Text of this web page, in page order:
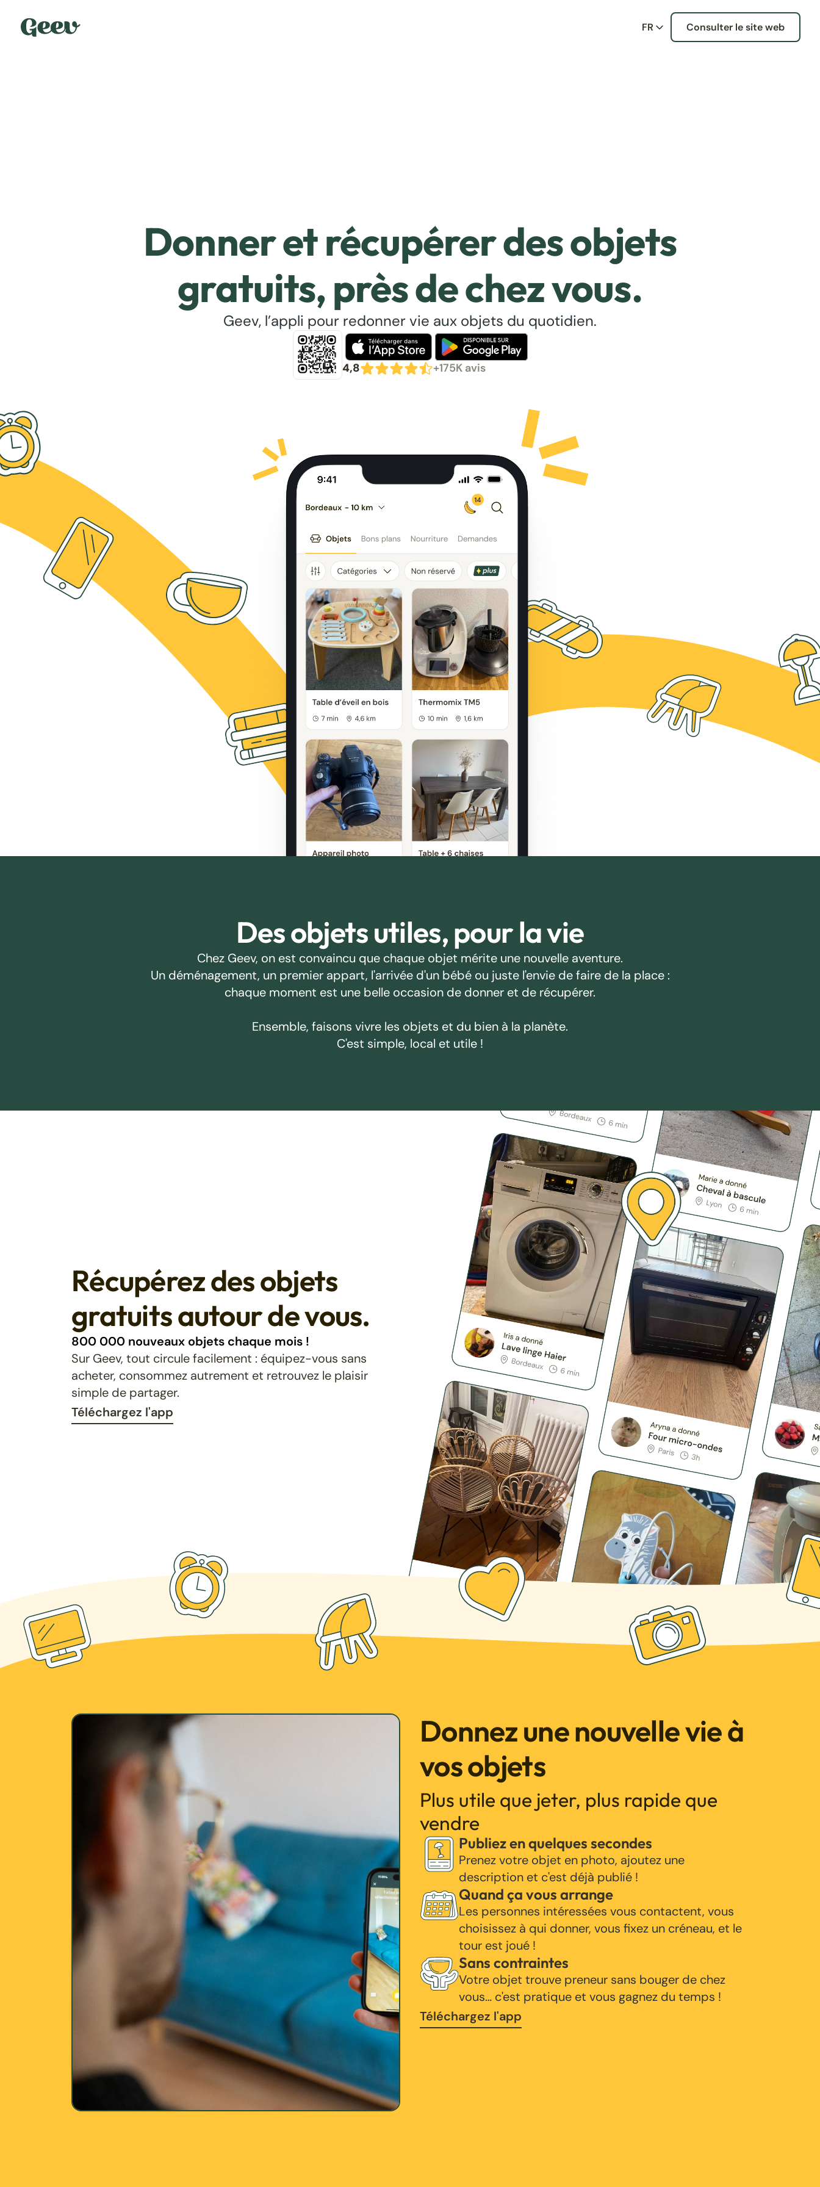
FR Consulter le site web
Donner et récupérer des objets
gratuits, près de chez vous.
Geev, l’appli pour redonner vie aux objets du quotidien.
4,8 +175K avis
Des objets utiles, pour la vie
Chez Geev, on est convaincu que chaque objet mérite une nouvelle aventure.
Un déménagement, un premier appart, l'arrivée d'un bébé ou juste l'envie de faire de la place :
chaque moment est une belle occasion de donner et de récupérer.
Ensemble, faisons vivre les objets et du bien à la planète.
C'est simple, local et utile !
Récupérez des objets
gratuits autour de vous.
800 000 nouveaux objets chaque mois !
Sur Geev, tout circule facilement : équipez-vous sans
acheter, consommez autrement et retrouvez le plaisir
simple de partager.
Téléchargez l'app
Donnez une nouvelle vie à
vos objets
Plus utile que jeter, plus rapide que
vendre
Publiez en quelques secondes
Prenez votre objet en photo, ajoutez une
description et c'est déjà publié !
Quand ça vous arrange
Les personnes intéressées vous contactent, vous
choisissez à qui donner, vous fixez un créneau, et le
tour est joué !
Sans contraintes
Votre objet trouve preneur sans bouger de chez
vous… c'est pratique et vous gagnez du temps !
Téléchargez l'app